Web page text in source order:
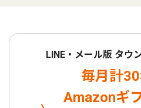
LINE・メール版 タウ
毎月計
Amazonギ